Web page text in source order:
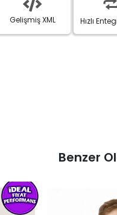
Gelişmiş XML Hızlı
Benzer